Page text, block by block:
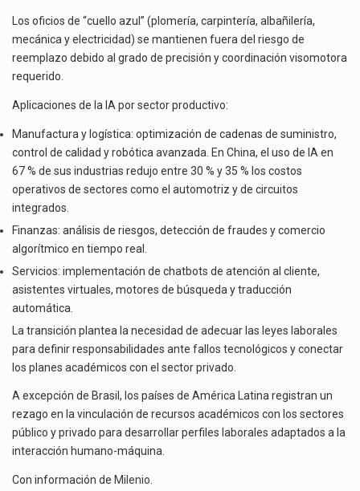
Los oficios de “cuello azul” (plomería, carpintería, albañilería,
mecánica y electricidad) se mantienen fuera del riesgo de
reemplazo debido al grado de precisión y coordinación visomotora
requerido.
Aplicaciones de la IA por sector productivo:
Manufactura y logística: optimización de cadenas de suministro,
control de calidad y robótica avanzada. En China, el uso de IA en
67 % de sus industrias redujo entre 30 % y 35 % los costos
operativos de sectores como el automotriz y de circuitos
integrados.
Finanzas: análisis de riesgos, detección de fraudes y comercio
algorítmico en tiempo real.
Servicios: implementación de chatbots de atención al cliente,
asistentes virtuales, motores de búsqueda y traducción
automática.
La transición plantea la necesidad de adecuar las leyes laborales
para definir responsabilidades ante fallos tecnológicos y conectar
los planes académicos con el sector privado.
A excepción de Brasil, los países de América Latina registran un
rezago en la vinculación de recursos académicos con los sectores
público y privado para desarrollar perfiles laborales adaptados a la
interacción humano-máquina.
Con información de Milenio